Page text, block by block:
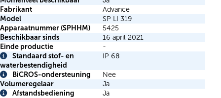
Fabrikant
Advance
Model
SP LI 319
Apparaatnummer (SPHHM)
5425
Beschikbaar sinds
16 april 2021
Einde productie
-
Info
Standaard stof- en
waterbestendigheid
IP 68
Info
BiCROS-ondersteuning
Nee
Volumeregelaar
Ja
Afstandsbediening Ja